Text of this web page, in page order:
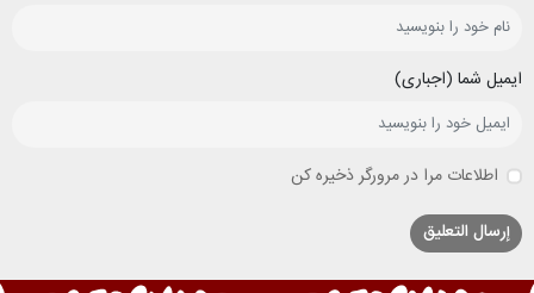
ایمیل شما (اجباری)
اطلاعات مرا در مرورگر ذخیره کن